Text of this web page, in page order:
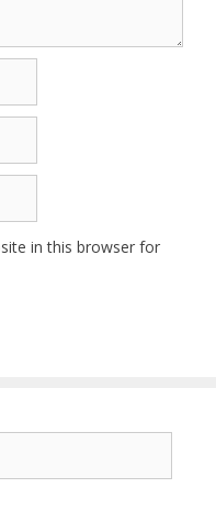
in this browser for